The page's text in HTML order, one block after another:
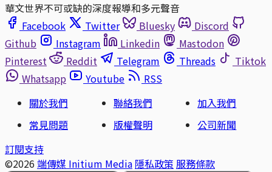
華文世界不可或缺的深度報導和多元聲音
Facebook
Twitter Bluesky
Discord
Github
Instagram Linkedin
Mastodon
Pinterest
Reddit Telegram Threads
Tiktok
Whatsapp
Youtube
RSS
關於我們
聯絡我們
加入我們
常見問題
版權聲明
公司新聞
訂閱支持
©2026 端傳媒 Initium Media 隱私政策 服務條款